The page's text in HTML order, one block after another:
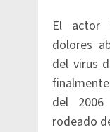
El actor
dolores
del virus
del
rodeado